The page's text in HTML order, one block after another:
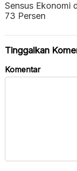
Sensus Ekonomi
73 Persen
Tinggalkan
Komentar